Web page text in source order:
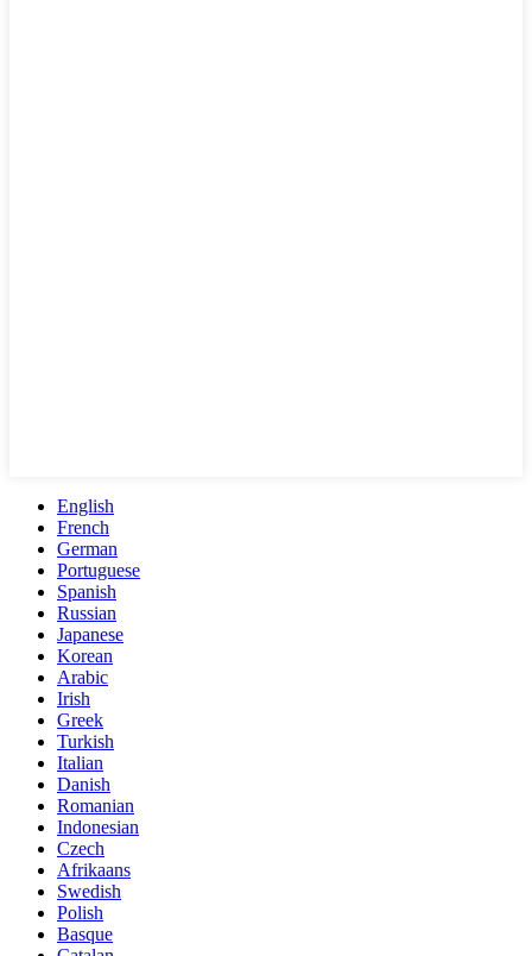
English
French
German
Portuguese
Spanish
Russian
Japanese
Korean
Arabic
Irish
Greek
Turkish
Italian
Danish
Romanian
Indonesian
Czech
Afrikaans
Swedish
Polish
Basque